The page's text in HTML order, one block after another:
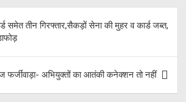
p
समेत तीन गिरफ्तार,सैकड़ों सेना की मुहर व कार्ड जब्त,
फर्जीवाड़ा- अभियुक्तों का आतंकी कनेक्शन तो नहीं